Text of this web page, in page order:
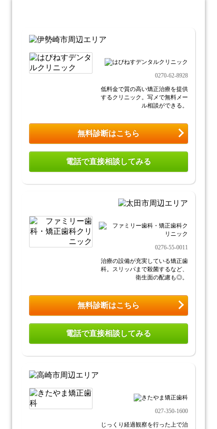
0270-62-8928
低料金で質の高い矯正治療を提供
するクリニック。写メで無料メー
ル相談ができる。
無料診断はこちら
電話で直接相談してみる
0276-55-0011
治療の設備が充実している矯正歯
科。スリッパまで殺菌するなど、
衛生面の配慮も◎。
無料診断はこちら
電話で直接相談してみる
027-350-1600
じっくり経過観察を行った上で治